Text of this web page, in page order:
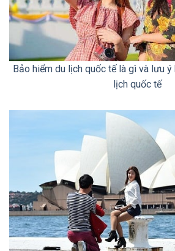
Bảo hiểm du lịch quốc tế là gì và lưu
lịch quốc tế